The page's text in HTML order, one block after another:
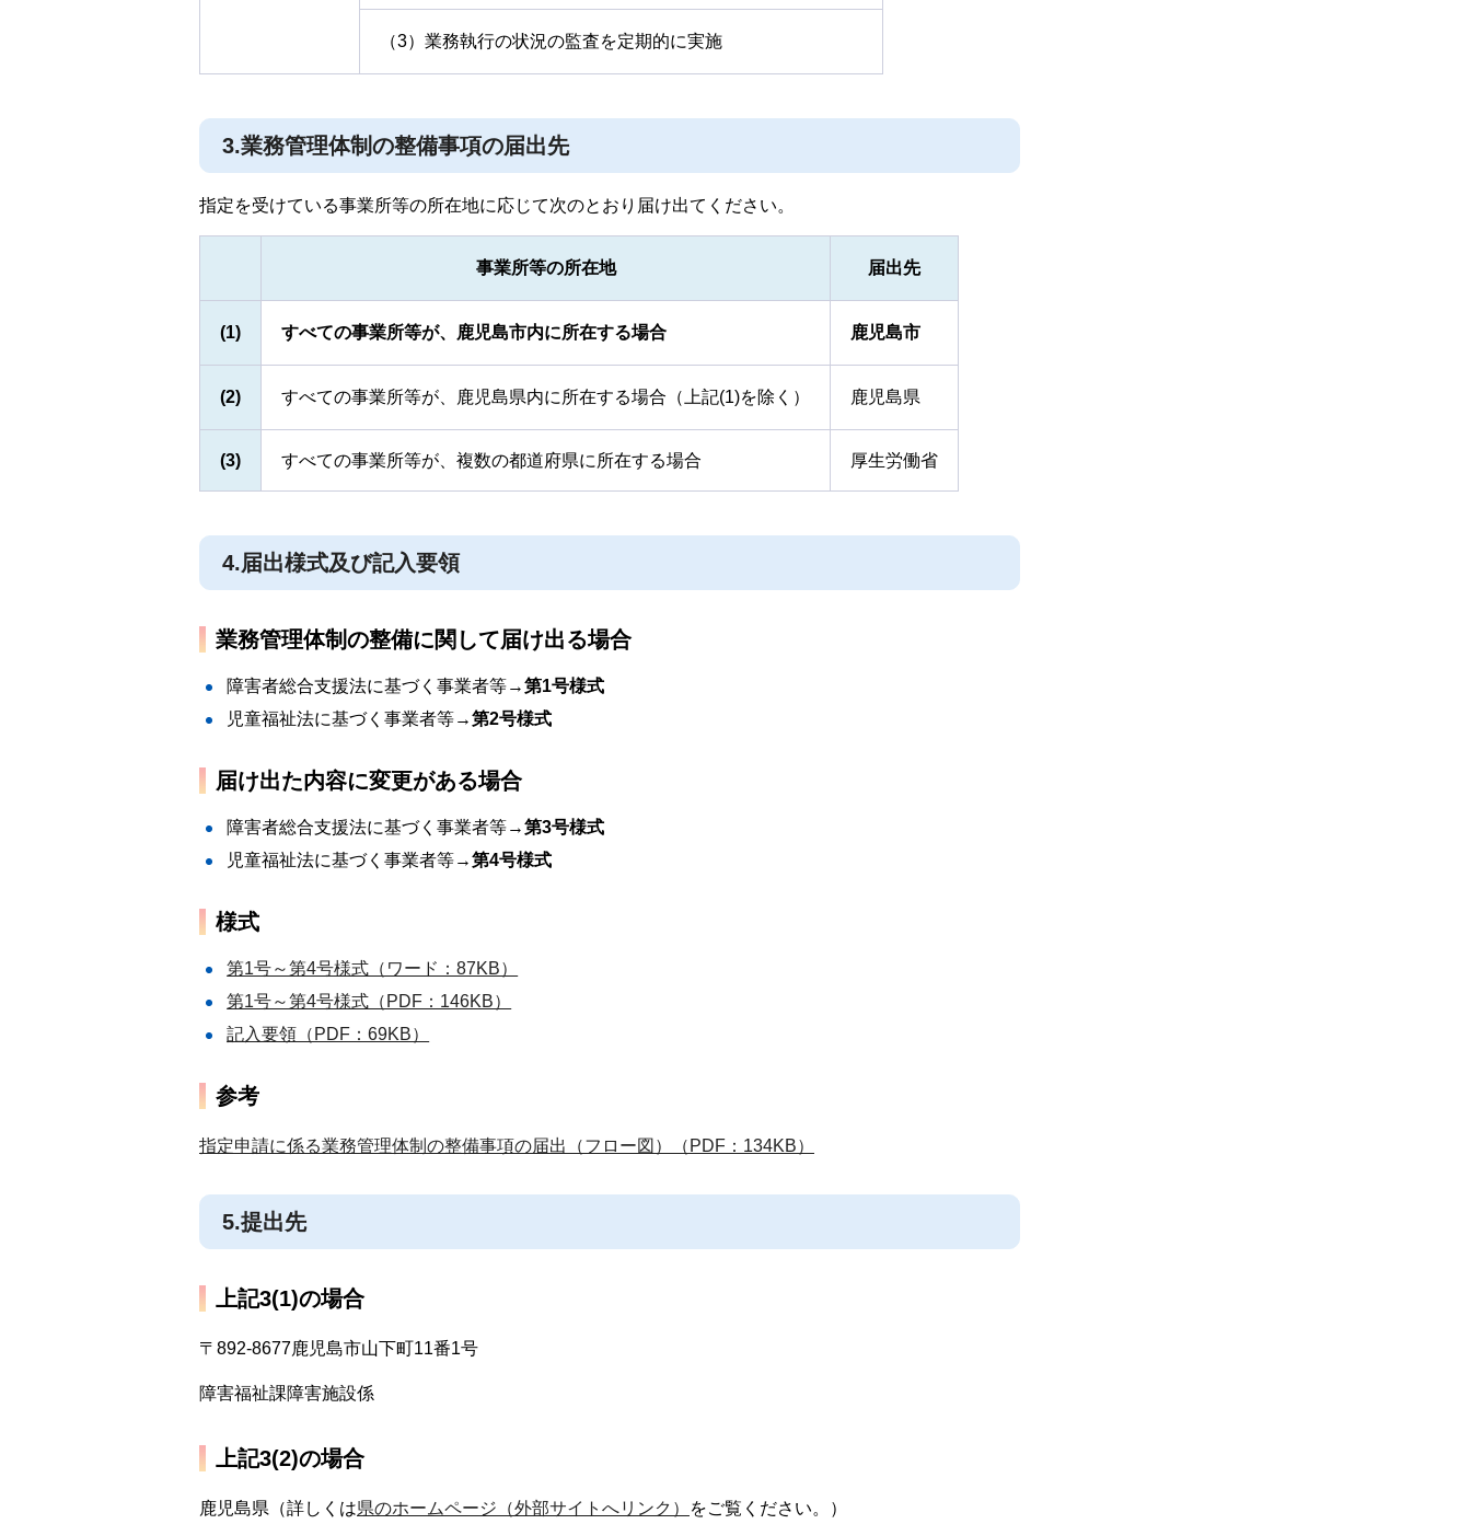
（3）業務執行の状況の監査を定期的に実施
3.業務管理体制の整備事項の届出先
指定を受けている事業所等の所在地に応じて次のとおり届け出てください。
事業所等の所在地 届出先
(1) すべての事業所等が、鹿児島市内に所在する場合 鹿児島市
(2) すべての事業所等が、鹿児島県内に所在する場合（上記(1)を除く） 鹿児島県
(3) すべての事業所等が、複数の都道府県に所在する場合 厚生労働省
4.届出様式及び記入要領
業務管理体制の整備に関して届け出る場合
障害者総合支援法に基づく事業者等→第1号様式
児童福祉法に基づく事業者等→第2号様式
届け出た内容に変更がある場合
障害者総合支援法に基づく事業者等→第3号様式
児童福祉法に基づく事業者等→第4号様式
様式
第1号～第4号様式（ワード：87KB）
第1号～第4号様式（PDF：146KB）
記入要領（PDF：69KB）
参考
指定申請に係る業務管理体制の整備事項の届出（フロー図）（PDF：134KB）
5.提出先
上記3(1)の場合
〒892-8677鹿児島市山下町11番1号
障害福祉課障害施設係
上記3(2)の場合
鹿児島県（詳しくは県のホームページ（外部サイトへリンク） をご覧ください。）